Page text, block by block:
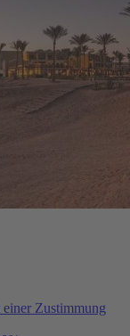
Zustimmung